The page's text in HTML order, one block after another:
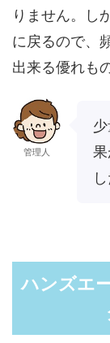
りません。し
に戻るので、
出来る優れもの
管理人
し
ハンズエ